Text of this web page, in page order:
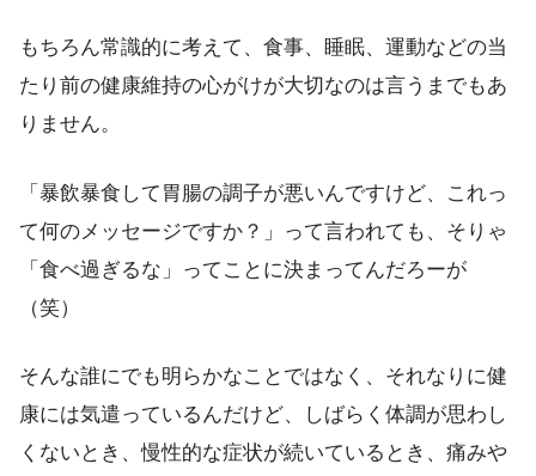
もちろん常識的に考えて、食事、睡眠、運動などの当
たり前の健康維持の心がけが大切なのは言うまでもあ
りません。
「暴飲暴食して胃腸の調子が悪いんですけど、これっ
て何のメッセージですか？」って言われても、そりゃ
「食べ過ぎるな」ってことに決まってんだろーが
（笑）
そんな誰にでも明らかなことではなく、それなりに健
康には気遣っているんだけど、しばらく体調が思わし
くないとき、慢性的な症状が続いているとき、痛みや